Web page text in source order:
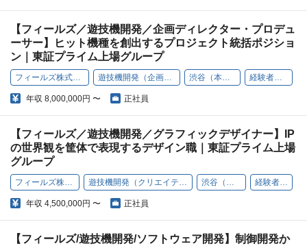
【フィールズ／遊技機開発／企画ディレクター・プロデュ
ーサー】ヒット機種を創出するプロジェクト統括ポジショ
ン｜東証プライム上場グループ
フィールズ株式会社 遊技機開発（企画職） 渋谷（本社） 経験者歓迎
年収 8,000,000円 〜 正社員
【フィールズ／遊技機開発／グラフィックデザイナー】IP
の世界観を筐体で表現するデザイン職｜東証プライム上場
グループ
フィールズ株式会社 遊技機開発（クリエイティブ職） 渋谷（本社） 経験者歓迎
年収 4,500,000円 〜 正社員
【フィールズ/遊技機開発/ソフトウェア開発】制御開発か